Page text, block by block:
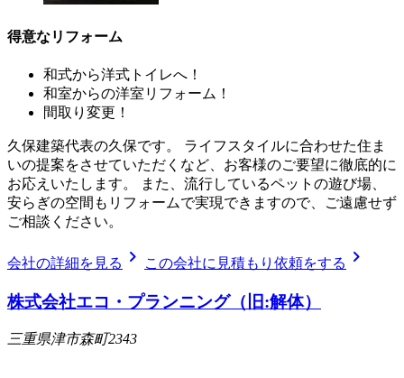
得意なリフォーム
和式から洋式トイレへ！
和室からの洋室リフォーム！
間取り変更！
久保建築代表の久保です。 ライフスタイルに合わせた住ま
いの提案をさせていただくなど、お客様のご要望に徹底的に
お応えいたします。 また、流行しているペットの遊び場、
安らぎの空間もリフォームで実現できますので、ご遠慮せず
ご相談ください。
会社の詳細を見る chevron_right この会社に見積もり依頼をする chevron_right
株式会社エコ・プランニング（旧:解体）
三重県津市森町2343